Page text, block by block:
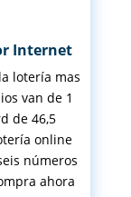
Internet
lotería mas
van de 1
de 46,5
online
números
ahora